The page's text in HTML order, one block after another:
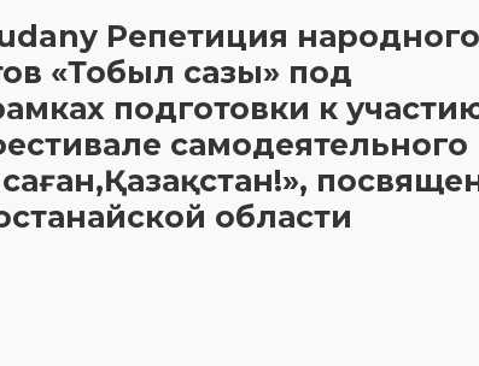
Репетиция народного
«Тобыл сазы» под
подготовки к
самодеятельного
области